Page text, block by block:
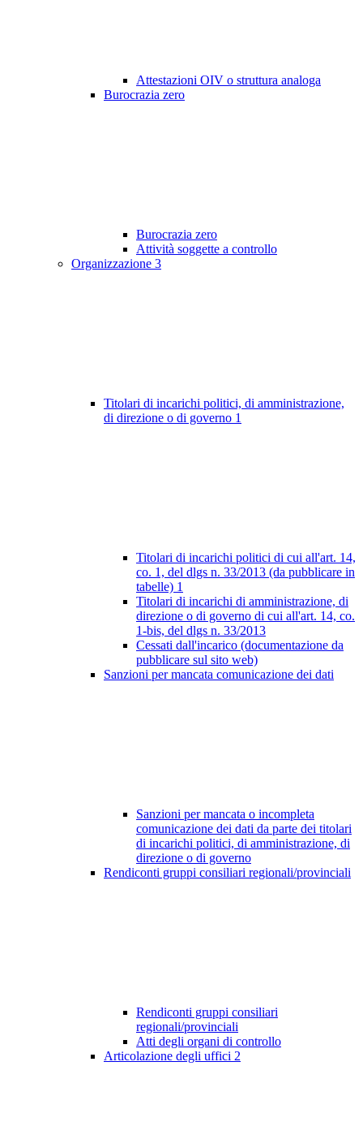
Attestazioni OIV o struttura analoga
Burocrazia zero
Burocrazia zero
Attività soggette a controllo
Organizzazione 3
Titolari di incarichi politici, di amministrazione,
di direzione o di governo 1
Titolari di incarichi politici di cui all'art. 14,
co. 1, del dlgs n. 33/2013 (da pubblicare in
tabelle) 1
Titolari di incarichi di amministrazione, di
direzione o di governo di cui all'art. 14, co.
1-bis, del dlgs n. 33/2013
Cessati dall'incarico (documentazione da
pubblicare sul sito web)
Sanzioni per mancata comunicazione dei dati
Sanzioni per mancata o incompleta
comunicazione dei dati da parte dei titolari
di incarichi politici, di amministrazione, di
direzione o di governo
Rendiconti gruppi consiliari regionali/provinciali
Rendiconti gruppi consiliari
regionali/provinciali
Atti degli organi di controllo
Articolazione degli uffici 2